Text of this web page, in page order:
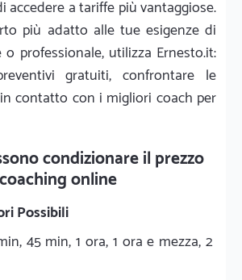
accedere a tariffe più vantaggiose.
più adatto alle tue esigenze di
professionale, utilizza Ernesto.it:
gratuiti, confrontare le
contatto con i migliori coach per
condizionare il prezzo
online
Possibili
45 min, 1 ora, 1 ora e mezza, 2